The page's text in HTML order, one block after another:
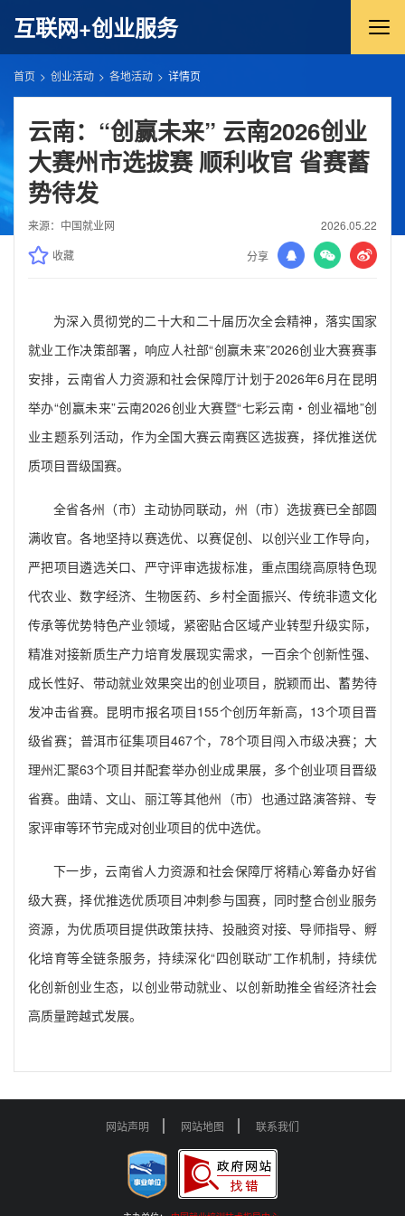
互联网+创业服务
首页 创业活动 各地活动 详情页
云南：“创赢未来” 云南2026创业
大赛州市选拔赛 顺利收官 省赛蓄
势待发
来源：中国就业网
2026.05.22
收藏
分享
为深入贯彻党的二十大和二十届历次全会精神，落实国家
就业工作决策部署，响应人社部“创赢未来”2026创业大赛赛事
安排，云南省人力资源和社会保障厅计划于2026年6月在昆明
举办“创赢未来”云南2026创业大赛暨“七彩云南・创业福地”创
业主题系列活动，作为全国大赛云南赛区选拔赛，择优推送优
质项目晋级国赛。
全省各州（市）主动协同联动，州（市）选拔赛已全部圆
满收官。各地坚持以赛选优、以赛促创、以创兴业工作导向，
严把项目遴选关口、严守评审选拔标准，重点围绕高原特色现
代农业、数字经济、生物医药、乡村全面振兴、传统非遗文化
传承等优势特色产业领域，紧密贴合区域产业转型升级实际，
精准对接新质生产力培育发展现实需求，一百余个创新性强、
成长性好、带动就业效果突出的创业项目，脱颖而出、蓄势待
发冲击省赛。昆明市报名项目155个创历年新高，13个项目晋
级省赛；普洱市征集项目467个，78个项目闯入市级决赛；大
理州汇聚63个项目并配套举办创业成果展，多个创业项目晋级
省赛。曲靖、文山、丽江等其他州（市）也通过路演答辩、专
家评审等环节完成对创业项目的优中选优。
下一步，云南省人力资源和社会保障厅将精心筹备办好省
级大赛，择优推选优质项目冲刺参与国赛，同时整合创业服务
资源，为优质项目提供政策扶持、投融资对接、导师指导、孵
化培育等全链条服务，持续深化“四创联动”工作机制，持续优
化创新创业生态，以创业带动就业、以创新助推全省经济社会
高质量跨越式发展。
网站声明 网站地图 联系我们